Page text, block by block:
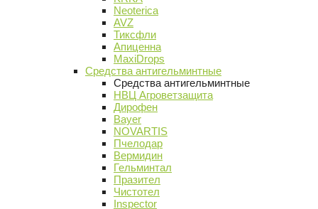
Neoterica
AVZ
Тиксфли
Апиценна
MaxiDrops
Средства антигельминтные
Средства антигельминтные
НВЦ Агроветзащита
Дирофен
Bayer
NOVARTIS
Пчелодар
Вермидин
Гельминтал
Празител
Чистотел
Inspector